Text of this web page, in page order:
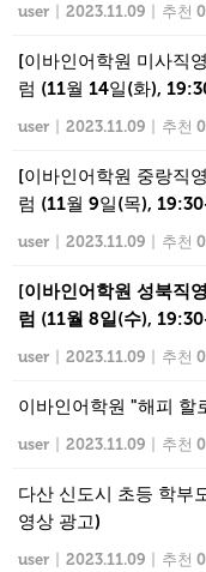
user | 2023.11.09 | 추천 0
[이바인어학원 미사직
럼 (11월 14일(화),
user | 2023.11.09 | 추천 0
[이바인어학원 중랑직
럼 (11월 9일(목),
user | 2023.11.09 | 추천 0
[이바인어학원 성북직
럼 (11월 8일(수),
user | 2023.11.09 | 추천 0
이바인어학원 "해피
user | 2023.11.09 | 추천 0
다산 신도시 초등 학부
영상 광고)
user | 2023.11.09 | 추천 0